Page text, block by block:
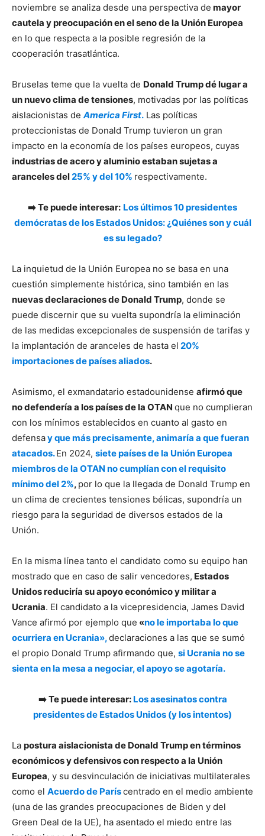
noviembre se analiza desde una perspectiva de mayor
cautela y preocupación en el seno de la Unión Europea
en lo que respecta a la posible regresión de la
cooperación trasatlántica.
Bruselas teme que la vuelta de Donald Trump dé lugar a
un nuevo clima de tensiones, motivadas por las políticas
aislacionistas de America First. Las políticas
proteccionistas de Donald Trump tuvieron un gran
impacto en la economía de los países europeos, cuyas
industrias de acero y aluminio estaban sujetas a
aranceles del 25% y del 10% respectivamente.
➡️ Te puede interesar: Los últimos 10 presidentes
demócratas de los Estados Unidos: ¿Quiénes son y cuál
es su legado?
La inquietud de la Unión Europea no se basa en una
cuestión simplemente histórica, sino también en las
nuevas declaraciones de Donald Trump, donde se
puede discernir que su vuelta supondría la eliminación
de las medidas excepcionales de suspensión de tarifas y
la implantación de aranceles de hasta el 20%
importaciones de países aliados.
Asimismo, el exmandatario estadounidense afirmó que
no defendería a los países de la OTAN que no cumplieran
con los mínimos establecidos en cuanto al gasto en
defensay que más precisamente, animaría a que fueran
atacados. En 2024, siete países de la Unión Europea
miembros de la OTAN no cumplían con el requisito
mínimo del 2%, por lo que la llegada de Donald Trump en
un clima de crecientes tensiones bélicas, supondría un
riesgo para la seguridad de diversos estados de la
Unión.
En la misma línea tanto el candidato como su equipo han
mostrado que en caso de salir vencedores, Estados
Unidos reduciría su apoyo económico y militar a
Ucrania. El candidato a la vicepresidencia, James David
Vance afirmó por ejemplo que «no le importaba lo que
ocurriera en Ucrania»,declaraciones a las que se sumó
el propio Donald Trump afirmando que, si Ucrania no se
sienta en la mesa a negociar, el apoyo se agotaría.
➡️ Te puede interesar: Los asesinatos contra
presidentes de Estados Unidos (y los intentos)
La postura aislacionista de Donald Trump en términos
económicos y defensivos con respecto a la Unión
Europea, y su desvinculación de iniciativas multilaterales
como el Acuerdo de Paríscentrado en el medio ambiente
(una de las grandes preocupaciones de Biden y del
Green Deal de la UE), ha asentado el miedo entre las